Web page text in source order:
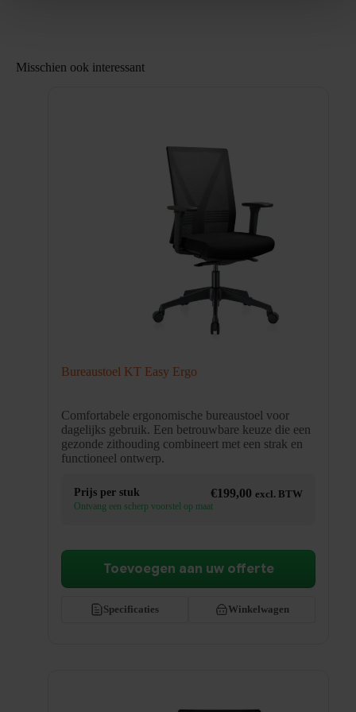
Misschien ook interessant
Bureaustoel KT Easy Ergo
Comfortabele ergonomische bureaustoel voor
dagelijks gebruik. Een betrouwbare keuze die een
gezonde zithouding combineert met een strak en
functioneel ontwerp.
Prijs per stuk €199,00 excl. BTW
Ontvang een scherp voorstel op maat
Specificaties Winkelwagen
Toevoegen aan uw offerte